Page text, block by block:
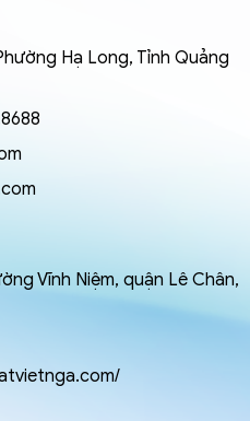
Hạ Long, Tỉnh Quảng
Vĩnh Niệm, quận Lê Chân,